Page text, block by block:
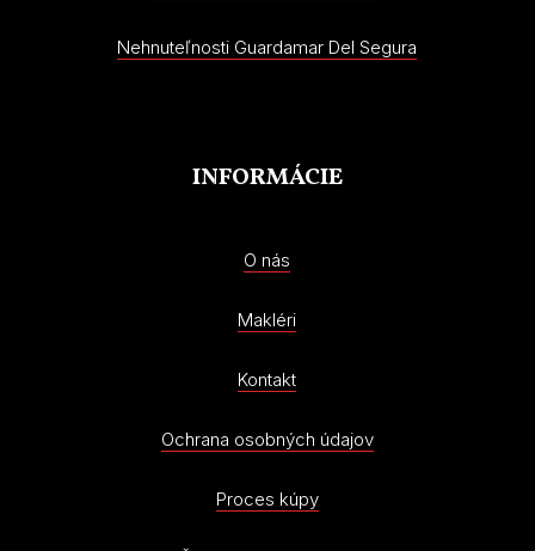
Nehnuteľnosti Guardamar Del Segura
INFORMÁCIE
O nás
Makléri
Kontakt
Ochrana osobných údajov
Proces kúpy